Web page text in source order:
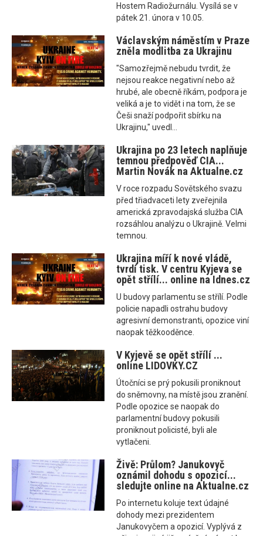
Hostem Radiožurnálu. Vysílá se v
pátek 21. února v 10.05.
Václavským náměstím v Praze
zněla modlitba za Ukrajinu
"Samozřejmě nebudu tvrdit, že
nejsou reakce negativní nebo až
hrubé, ale obecně říkám, podpora je
veliká a je to vidět i na tom, že se
Češi snaží podpořit sbírku na
Ukrajinu," uvedl...
Ukrajina po 23 letech naplňuje
temnou předpověď CIA...
Martin Novák na Aktualne.cz
V roce rozpadu Sovětského svazu
před třiadvaceti lety zveřejnila
americká zpravodajská služba CIA
rozsáhlou analýzu o Ukrajině. Velmi
temnou.
Ukrajina míří k nové vládě,
tvrdí tisk. V centru Kyjeva se
opět střílí... online na Idnes.cz
U budovy parlamentu se střílí. Podle
policie napadli ostrahu budovy
agresivní demonstranti, opozice viní
naopak těžkooděnce.
V Kyjevě se opět střílí ...
online LIDOVKY.CZ
Útočníci se prý pokusili proniknout
do sněmovny, na místě jsou zranění.
Podle opozice se naopak do
parlamentní budovy pokusili
proniknout policisté, byli ale
vytlačeni.
Živě: Průlom? Janukovyč
oznámil dohodu s opozicí...
sledujte online na Aktualne.cz
Po internetu koluje text údajné
dohody mezi prezidentem
Janukovyčem a opozicí. Vyplývá z